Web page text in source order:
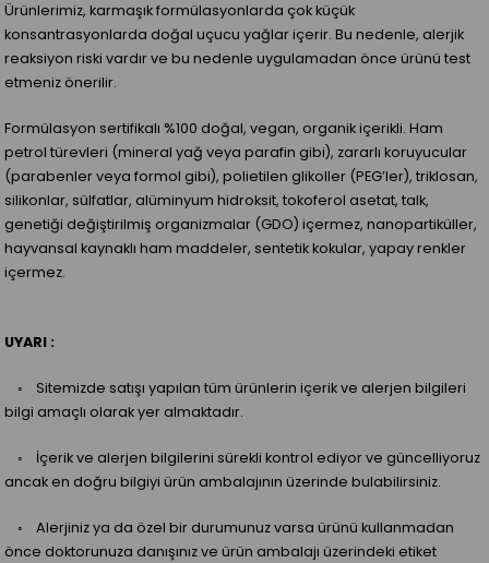
Ürünlerimiz, karmaşık formülasyonlarda çok küçük
konsantrasyonlarda doğal uçucu yağlar içerir. Bu nedenle, alerjik
reaksiyon riski vardır ve bu nedenle uygulamadan önce ürünü test
etmeniz önerilir.
Formülasyon sertifikalı %100 doğal, vegan, organik içerikli. Ham
petrol türevleri (mineral yağ veya parafin gibi), zararlı koruyucular
(parabenler veya formol gibi), polietilen glikoller (PEG’ler), triklosan,
silikonlar, sülfatlar, alüminyum hidroksit, tokoferol asetat, talk,
genetiği değiştirilmiş organizmalar (GDO) içermez, nanopartiküller,
hayvansal kaynaklı ham maddeler, sentetik kokular, yapay renkler
içermez.
UYARI :
◦ Sitemizde satışı yapılan tüm ürünlerin içerik ve alerjen bilgileri
bilgi amaçlı olarak yer almaktadır.
◦ İçerik ve alerjen bilgilerini sürekli kontrol ediyor ve güncelliyoruz
ancak en doğru bilgiyi ürün ambalajının üzerinde bulabilirsiniz.
◦ Alerjiniz ya da özel bir durumunuz varsa ürünü kullanmadan
önce doktorunuza danışınız ve ürün ambalajı üzerindeki etiket